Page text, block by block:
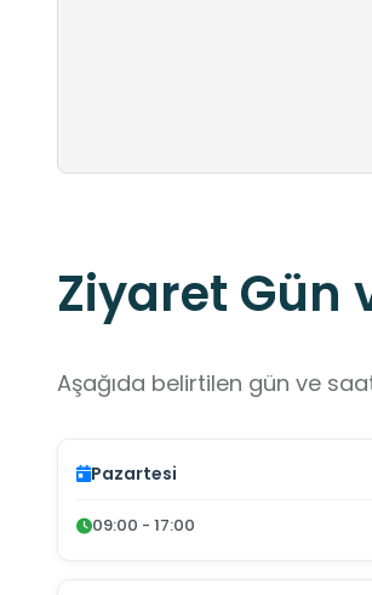
Ziyaret Gün
Aşağıda belirtilen gün ve
Pazartesi
09:00 - 17:00